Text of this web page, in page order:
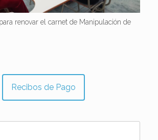
renovar el carnet de Manipulación de
Recibos de Pago